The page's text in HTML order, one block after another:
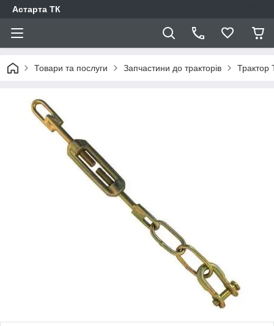
Астарта ТК
Товари та послуги Запчастини до тракторів Трактор